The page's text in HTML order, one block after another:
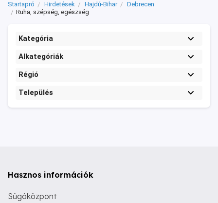
Startapró Hirdetések Hajdú-Bihar
Debrecen
Ruha, szépség, egészség
Kategória
Alkategóriák
Régió
Település
Hasznos információk
Súgóközpont